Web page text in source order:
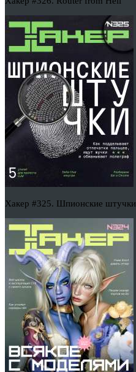
Хакер #325. Шпионские штучки